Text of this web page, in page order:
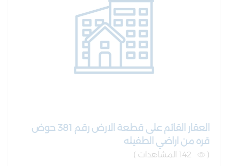
العقار القائم على قطعة الارض رقم 381 حوض
قره من اراضي الطفيله
(